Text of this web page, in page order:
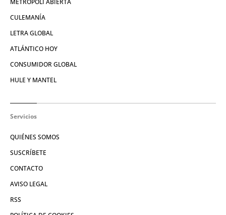
CULEMANÍA
LETRA GLOBAL
ATLÁNTICO HOY
CONSUMIDOR GLOBAL
HULE Y MANTEL
Servicios
QUIÉNES SOMOS
SUSCRÍBETE
CONTACTO
AVISO LEGAL
RSS